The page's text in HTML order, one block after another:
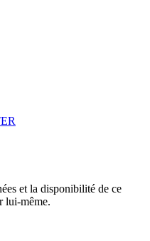
et la disponibilité de ce
lui-même.